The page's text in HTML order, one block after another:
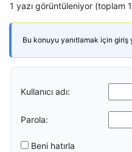
1 yazı görüntüleniyor (toplam
Bu konuyu yanıtlamak için giriş
Kullanıcı adı:
Parola:
Beni hatırla